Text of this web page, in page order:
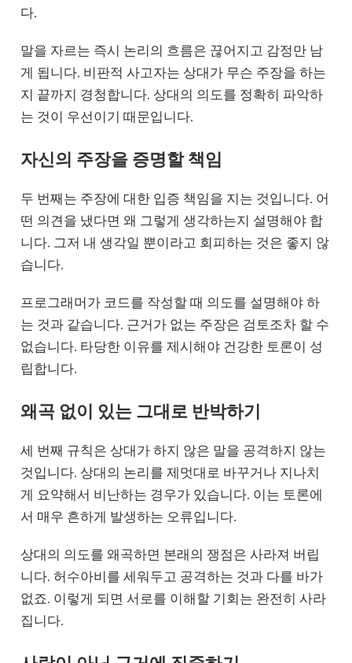
다.
말을 자르는 즉시 논리의 흐름은 끊어지고 감정만 남
게 됩니다. 비판적 사고자는 상대가 무슨 주장을 하는
지 끝까지 경청합니다. 상대의 의도를 정확히 파악하
는 것이 우선이기 때문입니다.
자신의 주장을 증명할 책임
두 번째는 주장에 대한 입증 책임을 지는 것입니다. 어
떤 의견을 냈다면 왜 그렇게 생각하는지 설명해야 합
니다. 그저 내 생각일 뿐이라고 회피하는 것은 좋지 않
습니다.
프로그래머가 코드를 작성할 때 의도를 설명해야 하
는 것과 같습니다. 근거가 없는 주장은 검토조차 할 수
없습니다. 타당한 이유를 제시해야 건강한 토론이 성
립합니다.
왜곡 없이 있는 그대로 반박하기
세 번째 규칙은 상대가 하지 않은 말을 공격하지 않는
것입니다. 상대의 논리를 제멋대로 바꾸거나 지나치
게 요약해서 비난하는 경우가 있습니다. 이는 토론에
서 매우 흔하게 발생하는 오류입니다.
상대의 의도를 왜곡하면 본래의 쟁점은 사라져 버립
니다. 허수아비를 세워두고 공격하는 것과 다를 바가
없죠. 이렇게 되면 서로를 이해할 기회는 완전히 사라
집니다.